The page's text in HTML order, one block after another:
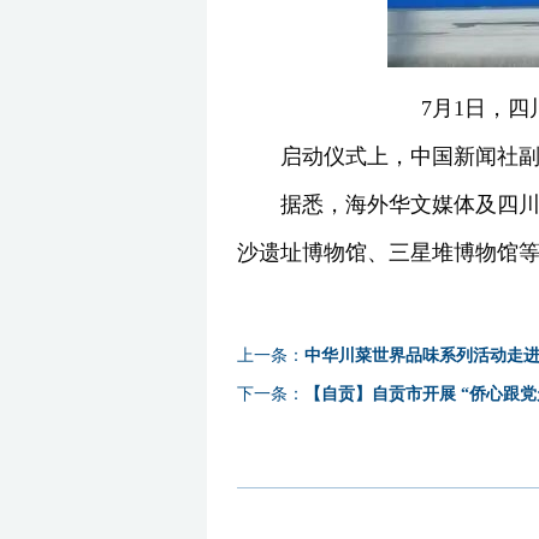
7月1日，四
启动仪式上，中国新闻社
据悉，海外华文媒体及四
沙遗址博物馆、三星堆博物馆
上一条： 中华川菜世界品味系列活动走
下一条： 【自贡】自贡市开展 “侨心跟